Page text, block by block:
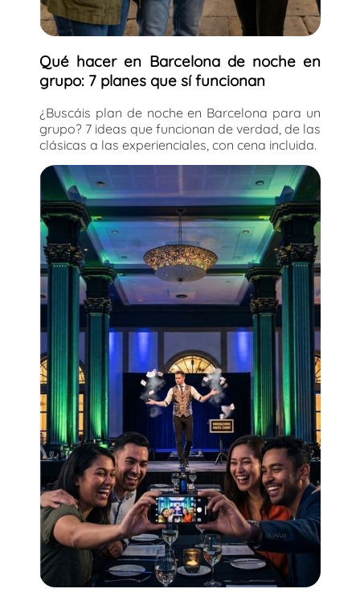
Qué hacer en Barcelona de noche en
grupo: 7 planes que sí funcionan
¿Buscáis plan de noche en Barcelona para un
grupo? 7 ideas que funcionan de verdad, de las
clásicas a las experienciales, con cena incluida.